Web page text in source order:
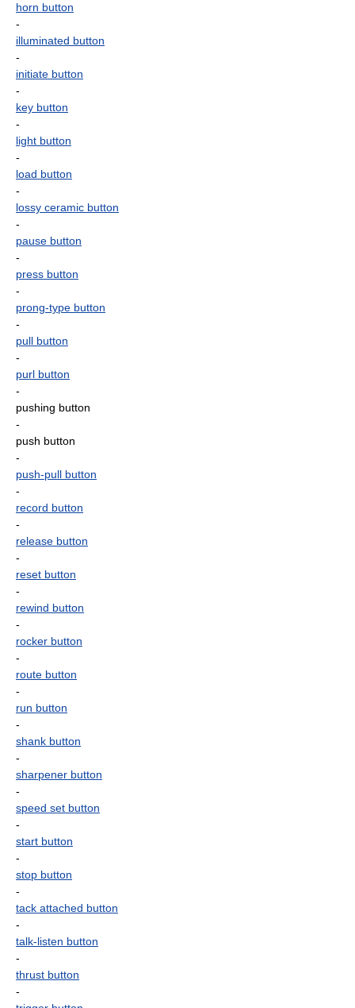
horn button
-
illuminated button
-
initiate button
-
key button
-
light button
-
load button
-
lossy ceramic button
-
pause button
-
press button
-
prong-type button
-
pull button
-
purl button
-
pushing button
-
push button
-
push-pull button
-
record button
-
release button
-
reset button
-
rewind button
-
rocker button
-
route button
-
run button
-
shank button
-
sharpener button
-
speed set button
-
start button
-
stop button
-
tack attached button
-
talk-listen button
-
thrust button
-